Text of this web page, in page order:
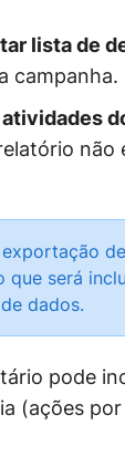
lista de
campanha.
não
que será
dados.
pode
(ações